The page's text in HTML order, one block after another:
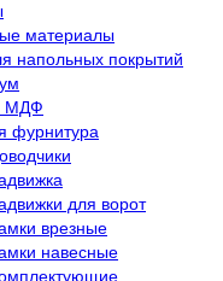
материалы
напольных покрытий
МДФ
фурнитура
для ворот
врезные
навесные